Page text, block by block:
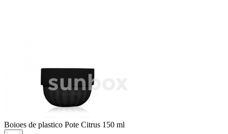
Boioes de plastico Pote Citrus 150 ml